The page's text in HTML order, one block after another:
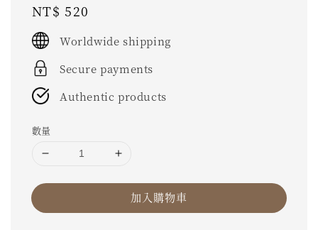
Regular
price
NT$ 520
Worldwide shipping
Secure payments
Authentic products
數量
加入購物車